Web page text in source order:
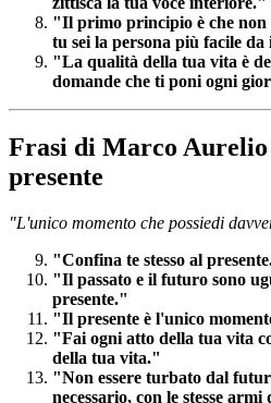
"Il primo principio è che non
tu sei la persona più facile
"La qualità della tua vita è
domande che ti poni ogni
Frasi di Marco Aurelio
presente
"L'unico momento che possiedi
"Confina te stesso al
"Il passato e il futuro sono
presente."
"Il presente è l'unico
"Fai ogni atto della tua vita
della tua vita."
"Non essere turbato dal
necessario, con le stesse